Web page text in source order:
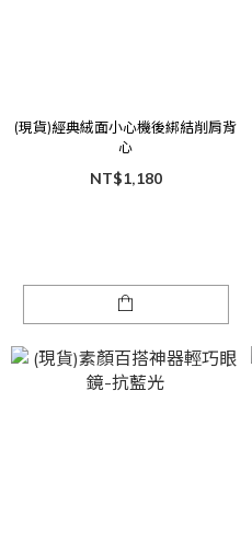
(現貨)經典絨面小心機後綁結削肩背
心
NT$1,180